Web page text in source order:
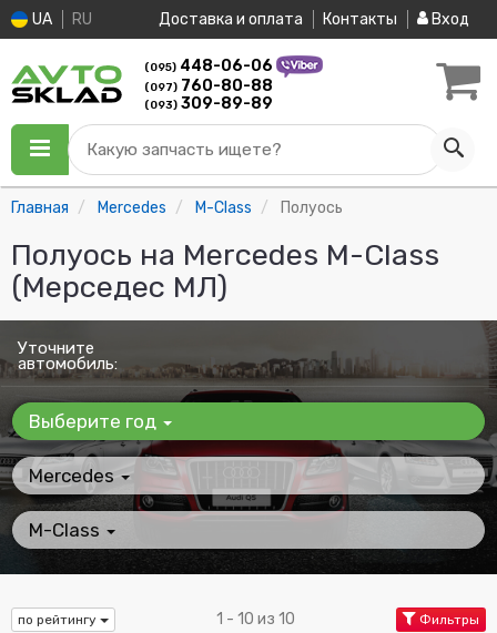
UA RU Доставка и оплата Контакты Вход
(095) 448-06-06
(097) 760-80-88
(093) 309-89-89
Какую запчасть ищете?
Главная Mercedes M-Class Полуось
Полуось на Mercedes M-Class
(Мерседес МЛ)
Уточните
автомобиль:
Выберите год
Mercedes
M-Class
по рейтингу 1 - 10 из 10 Фильтры